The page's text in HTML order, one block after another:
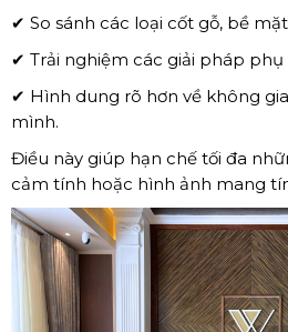
✔ So sánh các loại cốt gỗ, bề
✔ Trải nghiệm các giải pháp
✔ Hình dung rõ hơn về không
mình.
Điều này giúp hạn chế tối đa
cảm tính hoặc hình ảnh mang